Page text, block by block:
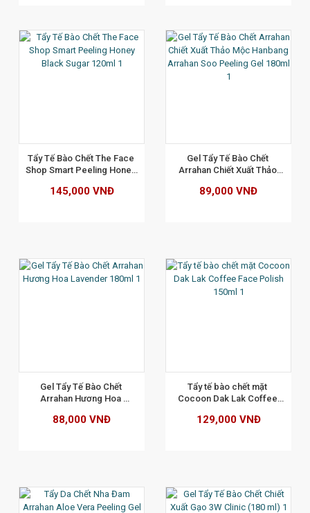
Tẩy Tế Bào Chết The Face
Shop Smart Peeling Honey
145,000 VNĐ
Gel Tẩy Tế Bào Chết
Arrahan Chiết Xuất Thảo
89,000 VNĐ
Gel Tẩy Tế Bào Chết
Arrahan Hương Hoa
88,000 VNĐ
Tẩy tế bào chết mặt
Cocoon Dak Lak Coffee
129,000 VNĐ